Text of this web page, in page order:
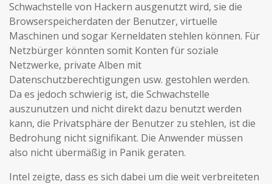
Schwachstelle von Hackern ausgenutzt wird, sie die
Browserspeicherdaten der Benutzer, virtuelle
Maschinen und sogar Kerneldaten stehlen können. Für
Netzbürger könnten somit Konten für soziale
Netzwerke, private Alben mit
Datenschutzberechtigungen usw. gestohlen werden.
Da es jedoch schwierig ist, die Schwachstelle
auszunutzen und nicht direkt dazu benutzt werden
kann, die Privatsphäre der Benutzer zu stehlen, ist die
Bedrohung nicht signifikant. Die Anwender müssen
also nicht übermäßig in Panik geraten.
Intel zeigte, dass es sich dabei um die weit verbreiteten